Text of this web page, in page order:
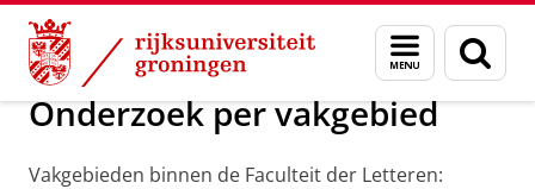
Skip
Content
Skip
Navigation
Menu
en
zoeken
Onderzoek Ons onderzoek Onderzoek per vakgebied
Onderzoek per vakgebied
Vakgebieden binnen de Faculteit der Letteren: